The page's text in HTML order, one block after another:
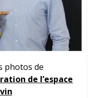
photos de
de l’espace